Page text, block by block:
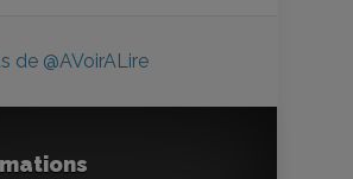
de @AVoirALire